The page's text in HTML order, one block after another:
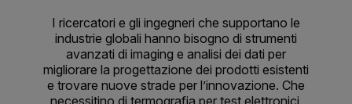
I ricercatori e gli ingegneri che supportano le
industrie globali hanno bisogno di strumenti
avanzati di imaging e analisi dei dati per
migliorare la progettazione dei prodotti esistenti
e trovare nuove strade per l’innovazione. Che
necessitino di termografia per test elettronici,